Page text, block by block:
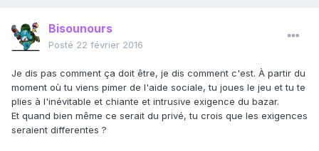
Bisounours
Posté 22 février 2016
Je dis pas comment ça doit être, je dis comment c'est. À partir du
moment où tu viens pimer de l'aide sociale, tu joues le jeu et tu te
plies à l'inévitable et chiante et intrusive exigence du bazar.
Et quand bien même ce serait du privé, tu crois que les exigences
seraient differentes ?